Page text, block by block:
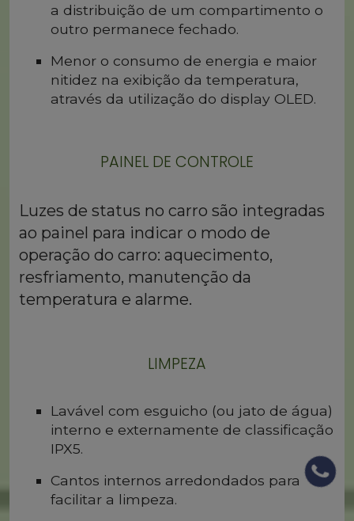
a distribuição de um compartimento o
outro permanece fechado.
Menor o consumo de energia e maior
nitidez na exibição da temperatura,
através da utilização do display OLED.
PAINEL DE CONTROLE
Luzes de status no carro são integradas
ao painel para indicar o modo de
operação do carro: aquecimento,
resfriamento, manutenção da
temperatura e alarme.
LIMPEZA
Lavável com esguicho (ou jato de água)
interno e externamente de classificação
IPX5.
Cantos internos arredondados para
facilitar a limpeza.